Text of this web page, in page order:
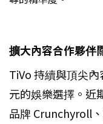
擴大內容合作夥伴
TiVo 持續與頂尖
元的娛樂選擇。近
品牌 Crunchyroll